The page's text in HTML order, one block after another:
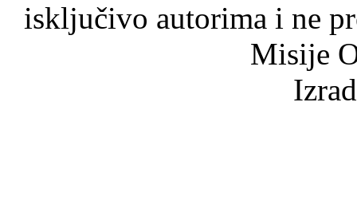
isključivo autorima i ne
Misije